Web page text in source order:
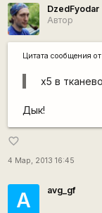
DzedFyodar
Автор
Цитата сообщения от
х5 в
Дык!
favorite_border
4 Мар, 2013 16:45
А avg_gf